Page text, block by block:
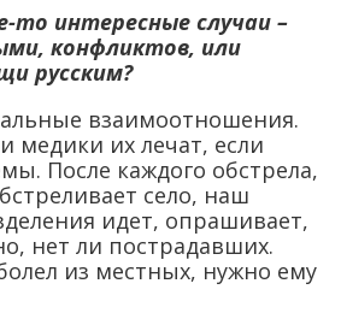
то интересные случаи –
конфликтов, или
русским?
взаимоотношения.
медики их лечат, если
После каждого обстрела,
село, наш
идет, опрашивает,
нет ли пострадавших.
из местных, нужно ему